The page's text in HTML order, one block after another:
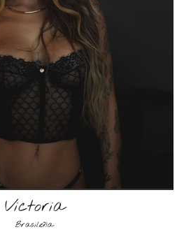
Victoria
Brasileña